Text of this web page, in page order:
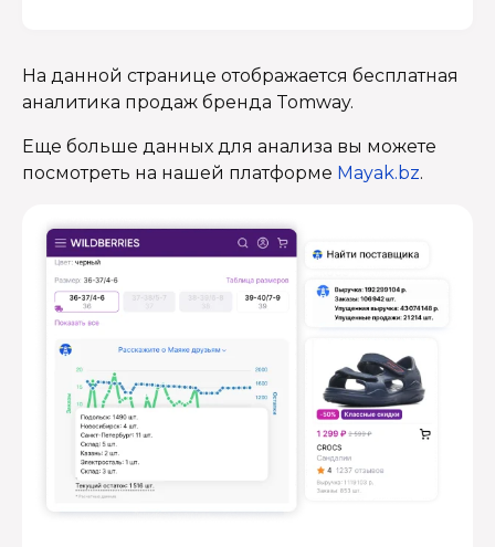
На данной странице отображается бесплатная
аналитика продаж бренда Tomway.
Еще больше данных для анализа вы можете
посмотреть на нашей платформе Mayak.bz.